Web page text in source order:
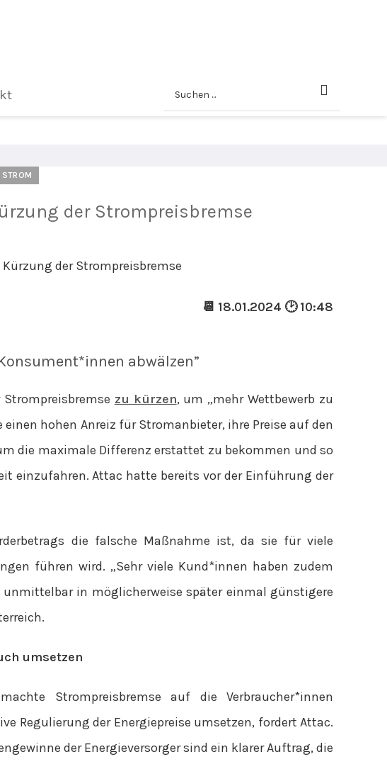
STROM
der Strompreisbremse
📆 18.01.2024 🕑 10:48
abwälzen”
zu kürzen, um „mehr Wettbewerb zu
hohen Anreiz für Stromanbieter, ihre Preise auf den
die maximale Differenz erstattet zu bekommen und so
einzufahren. Attac hatte bereits vor der Einführung der
die falsche Maßnahme ist, da sie für viele
führen wird. „Sehr viele Kund*innen haben zudem
in möglicherweise später einmal günstigere
umsetzen
Strompreisbremse auf die Verbraucher*innen
Regulierung der Energiepreise umsetzen, fordert Attac.
der Energieversorger sind ein klarer Auftrag, die